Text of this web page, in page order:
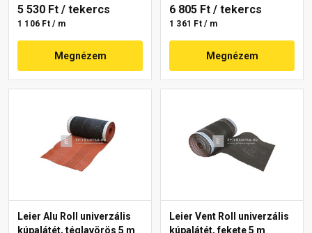
5 530 Ft / tekercs
1 106 Ft / m
Megnézem
6 805 Ft / tekercs
1 361 Ft / m
Megnézem
Leier Alu Roll univerzális
kúpalátét, téglavörös 5 m
Leier Vent Roll univerzális
kúpalátét, fekete 5 m